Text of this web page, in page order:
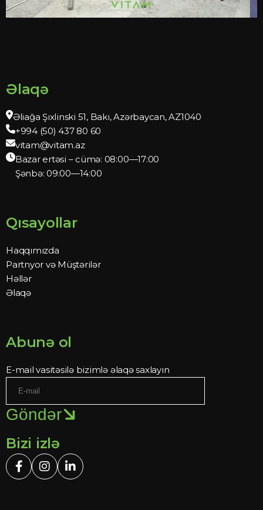
Əlaqə
Əliağa Şıxlinski 51, Bakı, Azərbaycan, AZ1040
+994 (50) 437 80 60
vitam@vitam.az
Bazar ertəsi – cümə: 08:00—17:00
Şənbə: 09:00—14:00
Qısayollar
Haqqımızda
Partnyor və Müştərilər
Həllər
Əlaqə
Abunə ol
E-mail vasitəsilə bizimlə əlaqə saxlayın
Göndər
Bizi izlə